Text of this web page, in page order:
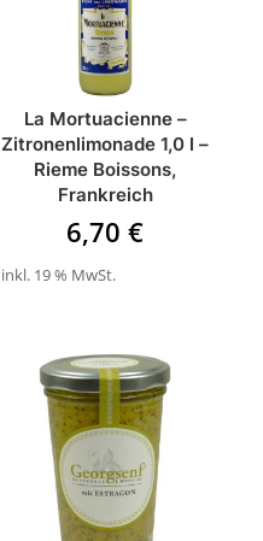
La Mortuacienne –
Zitronenlimonade 1,0 l –
Rieme Boissons,
Frankreich
6,70€
inkl. 19 % MwSt.